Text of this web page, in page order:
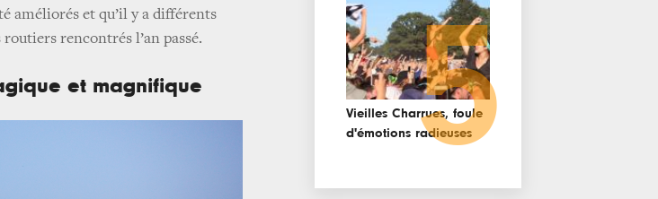
améliorés et qu’il y a différents
rencontrés l’an passé.
et magnifique
Vieilles Charrues, foule
d'émotions radieuses
5